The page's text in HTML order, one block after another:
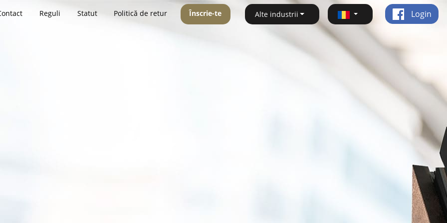
Reguli Statut Politică de retur Înscrie-te Alte industrii Login